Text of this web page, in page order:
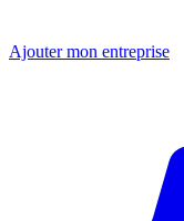
Ajouter mon entreprise